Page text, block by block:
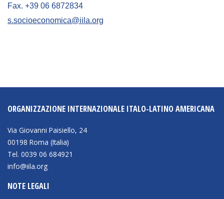
Fax. +39 06 6872834
s.socioeconomica@iila.org
ORGANIZZAZIONE INTERNAZIONALE ITALO-LATINO AMERICANA
Via Giovanni Paisiello, 24
00198 Roma (Italia)
Tel. 0039 06 684921
info@iila.org
NOTE LEGALI